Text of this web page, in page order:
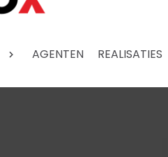
AGENTEN REALISATIES